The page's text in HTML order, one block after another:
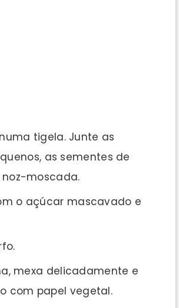
tigela. Junte as
as sementes de
moscada.
o açúcar mascavado e
mexa delicadamente e
com papel vegetal.